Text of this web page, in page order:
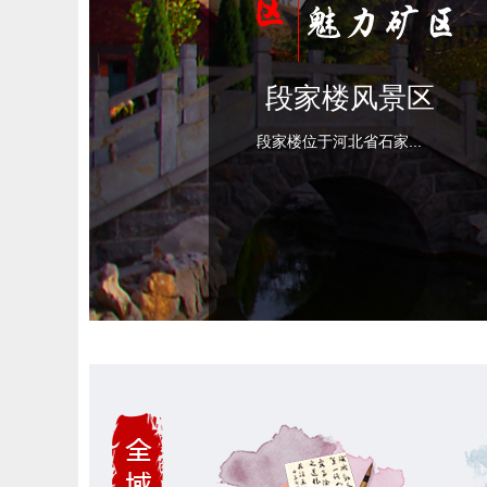
千城胜景｜石家庄
井陉矿区：红叶浸
染 山色如画